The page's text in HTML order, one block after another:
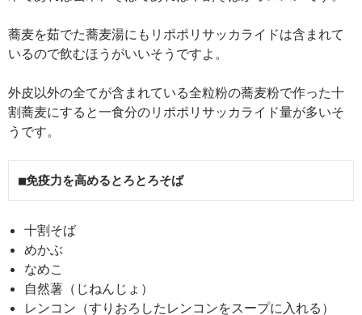
蕎麦を茹でた蕎麦湯にもリポポリサッカライドは含まれて
いるので飲むほうがいいそうですよ。
外皮以外の全てが含まれている全粒粉の蕎麦粉で作った十
割蕎麦にすると一食分のリポポリサッカライド量が多いそ
うです。
■免疫力を高めるとろとろそば
十割そば
めかぶ
なめこ
自然薯（じねんじょ）
レンコン（すりおろしたレンコンをスープに入れる）